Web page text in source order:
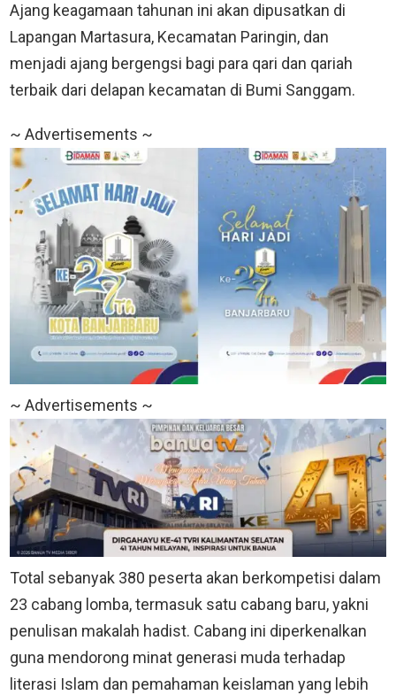
Ajang keagamaan tahunan ini akan dipusatkan di
Lapangan Martasura, Kecamatan Paringin, dan
menjadi ajang bergengsi bagi para qari dan qariah
terbaik dari delapan kecamatan di Bumi Sanggam.
~ Advertisements ~
~ Advertisements ~
Total sebanyak 380 peserta akan berkompetisi dalam
23 cabang lomba, termasuk satu cabang baru, yakni
penulisan makalah hadist. Cabang ini diperkenalkan
guna mendorong minat generasi muda terhadap
literasi Islam dan pemahaman keislaman yang lebih